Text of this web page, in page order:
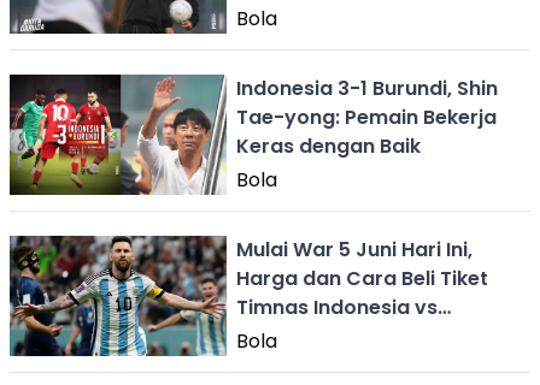
Bola
Indonesia 3-1 Burundi, Shin
Tae-yong: Pemain Bekerja
Keras dengan Baik
Bola
Mulai War 5 Juni Hari Ini,
Harga dan Cara Beli Tiket
Timnas Indonesia vs
Argentina
Bola